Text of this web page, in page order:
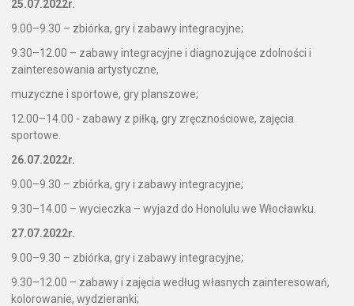
25.07.2022r.
9.00–9.30 – zbiórka, gry i zabawy integracyjne;
9.30–12.00 – zabawy integracyjne i diagnozujące zdolności i
zainteresowania artystyczne,
muzyczne i sportowe, gry planszowe;
12.00–14.00 - zabawy z piłką, gry zręcznościowe, zajęcia
sportowe.
26.07.2022r.
9.00–9.30 – zbiórka, gry i zabawy integracyjne;
9.30–14.00 – wycieczka – wyjazd do Honolulu we Włocławku.
27.07.2022r.
9.00–9.30 – zbiórka, gry i zabawy integracyjne;
9.30–12.00 – zabawy i zajęcia według własnych zainteresowań,
kolorowanie, wydzieranki;